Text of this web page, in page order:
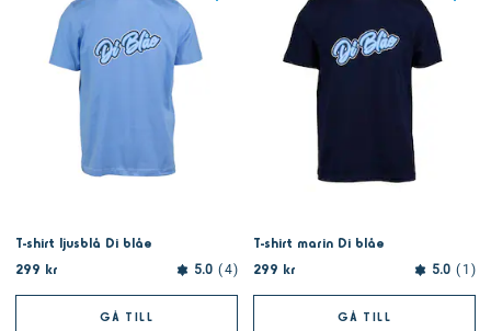
T-shirt ljusblå Di blåe
299 kr
5.0 4
GÅ TILL
T-shirt marin Di blåe
299 kr
5.0 1
GÅ TILL